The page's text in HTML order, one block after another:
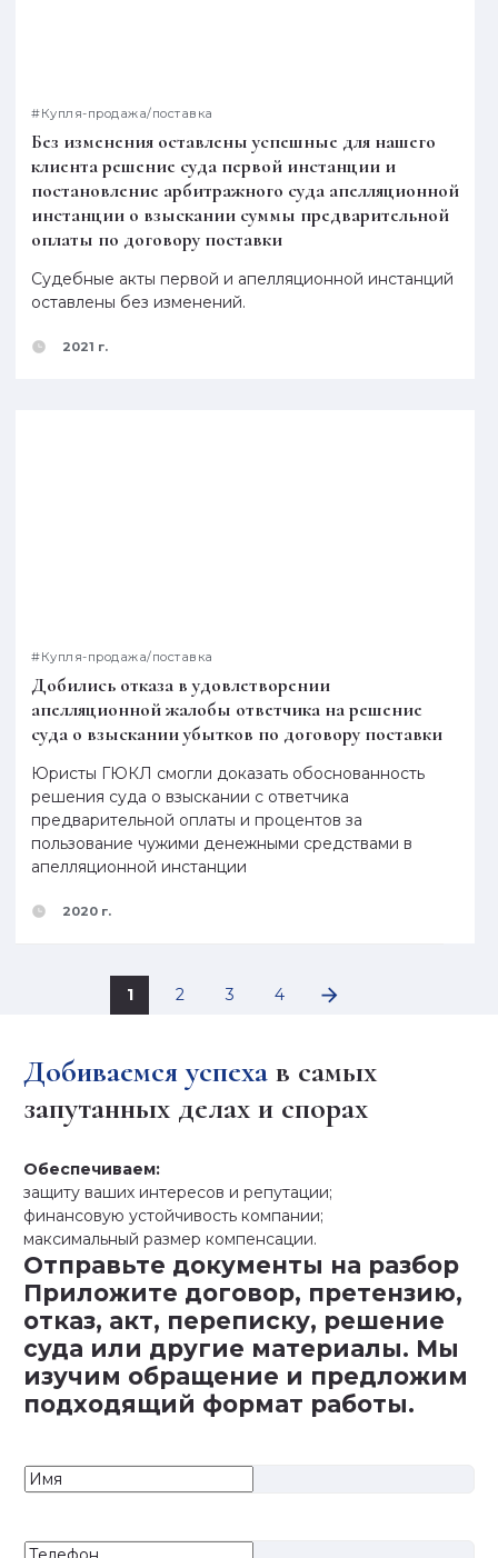
#Купля-продажа/поставка
Без изменения оставлены успешные для нашего
клиента решение суда первой инстанции и
постановление арбитражного суда апелляционной
инстанции о взыскании суммы предварительной
оплаты по договору поставки
Судебные акты первой и апелляционной инстанций
оставлены без изменений.
2021 г.
#Купля-продажа/поставка
Добились отказа в удовлетворении
апелляционной жалобы ответчика на решение
суда о взыскании убытков по договору поставки
Юристы ГЮКЛ смогли доказать обоснованность
решения суда о взыскании с ответчика
предварительной оплаты и процентов за
пользование чужими денежными средствами в
апелляционной инстанции
2020 г.
1 2 3 4
Добиваемся успеха в самых
запутанных делах и спорах
Обеспечиваем:
защиту ваших интересов и репутации;
финансовую устойчивость компании;
максимальный размер компенсации.
Отправьте документы на разбор
Приложите договор, претензию,
отказ, акт, переписку, решение
суда или другие материалы. Мы
изучим обращение и предложим
подходящий формат работы.